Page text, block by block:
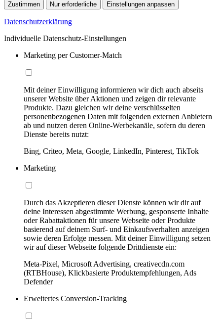
Zustimmen Nur erforderliche Einstellungen anpassen
Datenschutzerklärung
Individuelle Datenschutz-Einstellungen
Marketing per Customer-Match
Mit deiner Einwilligung informieren wir dich auch abseits
unserer Website über Aktionen und zeigen dir relevante
Produkte. Dazu gleichen wir deine verschlüsselten
personenbezogenen Daten mit folgenden externen Anbietern
ab und nutzen deren Online-Werbekanäle, sofern du deren
Dienste bereits nutzt:
Bing, Criteo, Meta, Google, LinkedIn, Pinterest, TikTok
Marketing
Durch das Akzeptieren dieser Dienste können wir dir auf
deine Interessen abgestimmte Werbung, gesponserte Inhalte
oder Rabattaktionen für unsere Webseite oder Produkte
basierend auf deinem Surf- und Einkaufsverhalten anzeigen
sowie deren Erfolge messen. Mit deiner Einwilligung setzen
wir auf dieser Webseite folgende Drittdienste ein:
Meta-Pixel, Microsoft Advertising, creativecdn.com
(RTBHouse), Klickbasierte Produktempfehlungen, Ads
Defender
Erweitertes Conversion-Tracking